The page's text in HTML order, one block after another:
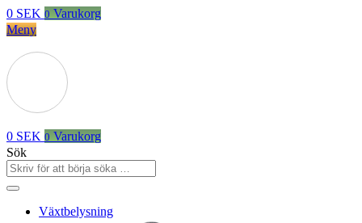
0 SEK 0 Varukorg
Meny
0 SEK 0 Varukorg
Sök
Växtbelysning